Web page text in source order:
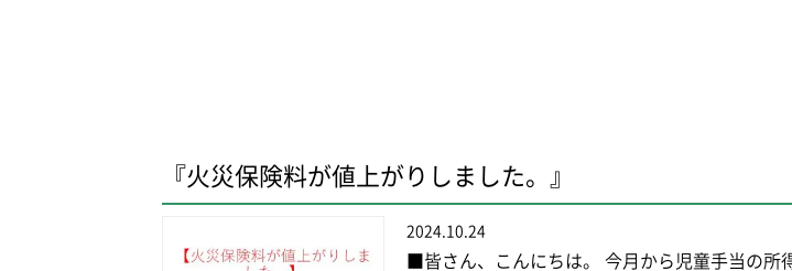
『火災保険料が値上がりしました。』
2024.10.24
■皆さん、こんにちは。 今月から児童手当の所